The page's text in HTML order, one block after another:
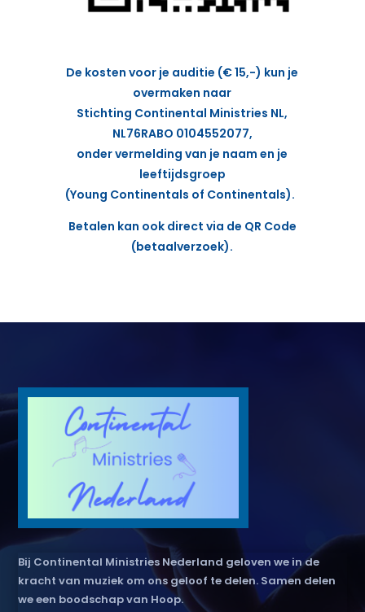
De kosten voor je auditie (€ 15,-) kun je
overmaken naar
Stichting Continental Ministries NL,
NL76RABO 0104552077,
onder vermelding van je naam en je
leeftijdsgroep
(Young Continentals of Continentals).
Betalen kan ook direct via de QR Code
(betaalverzoek).
Bij Continental Ministries Nederland geloven we in de
kracht van muziek om ons geloof te delen. Samen delen
we een boodschap van Hoop.